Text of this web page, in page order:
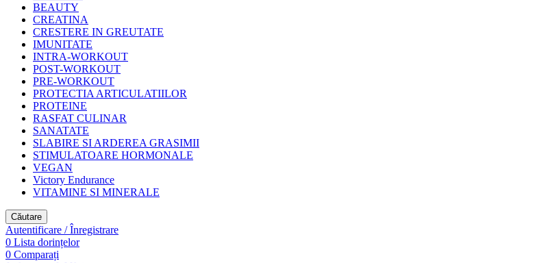
BEAUTY
CREATINA
CRESTERE IN GREUTATE
IMUNITATE
INTRA-WORKOUT
POST-WORKOUT
PRE-WORKOUT
PROTECTIA ARTICULATIILOR
PROTEINE
RASFAT CULINAR
SANATATE
SLABIRE SI ARDEREA GRASIMII
STIMULATOARE HORMONALE
VEGAN
Victory Endurance
VITAMINE SI MINERALE
Căutare
Autentificare / Înregistrare
0 Lista dorințelor
0 Comparați